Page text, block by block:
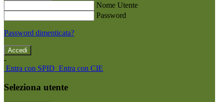
Nome Utente
Password
Password dimenticata?
-
Entra con SPID Entra con CIE
Seleziona utente